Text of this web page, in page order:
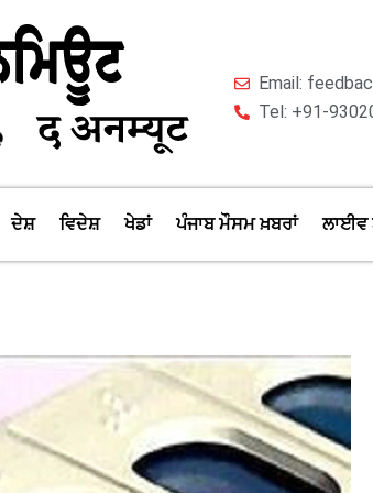
Email:
Tel: +91-
ਦੇਸ਼ ਵਿਦੇਸ਼ ਖੇਡਾਂ ਪੰਜਾਬ ਮੌਸਮ ਖ਼ਬਰਾਂ ਲਾਈਵ